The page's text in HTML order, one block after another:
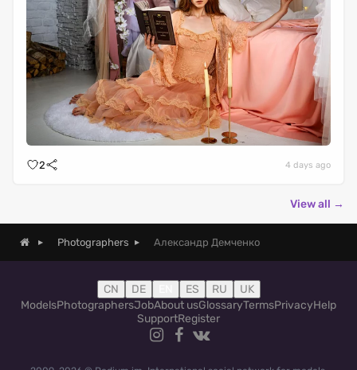
2 4 days ago
View all →
Photographers Александр Демченко
CN DE ES RU
UK
ModelsPhotographersJobAbout usGlossaryTermsPrivacyHelp
SupportRegister